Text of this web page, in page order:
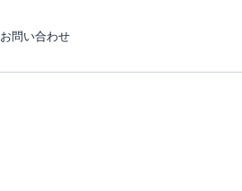
お問い合わせ